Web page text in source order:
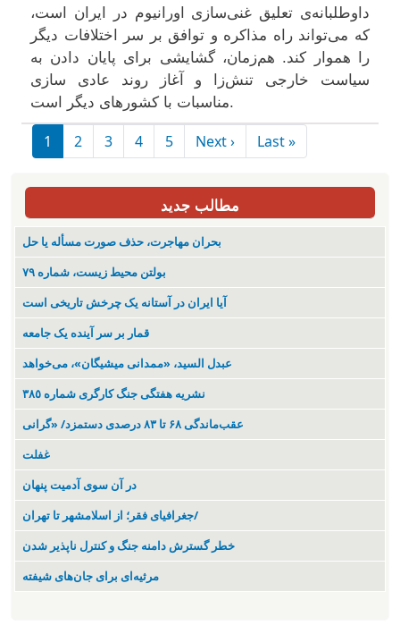
داوطلبانه‌ی تعلیق غنی‌سازی اورانیوم در ایران است،
که می‌تواند راه مذاکره و توافق بر سر اختلافات دیگر
را هموار کند. هم‌زمان، گشایشی برای پایان دادن به
سیاست خارجی تنش‌زا و آغاز روند عادی سازی
مناسبات با کشور‌های دیگر است.
Paginación
1 2 3 4 5 Next ›Siguiente página
Last »Última página
مطالب جدید
بحران مهاجرت‌، حذف صورت مسأله یا حل
بولتن محیط زیست، شماره ۷۹
آیا ایران در آستانه یک چرخش تاریخی است
قمار بر سر آینده یک جامعه
عبدل السید، «ممدانی میشیگان»، می‌خواهد
نشریە هفتگی جنگ کارگری شمارە ٣٨٥
عقب‌ماندگی ۶۸ تا ۸۳ درصدی دستمزد/ «گرانی
غفلت
در آن سوی آدمیت پنهان
جغرافیای فقر؛ از اسلامشهر تا تهران/
خطر گسترش دامنه جنگ و کنترل ناپذیر شدن
مرثیه‌ای برای جان‌های شیفته